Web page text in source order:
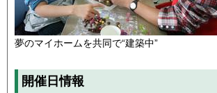
夢のマイホームを共同で“建築中”
開催日情報